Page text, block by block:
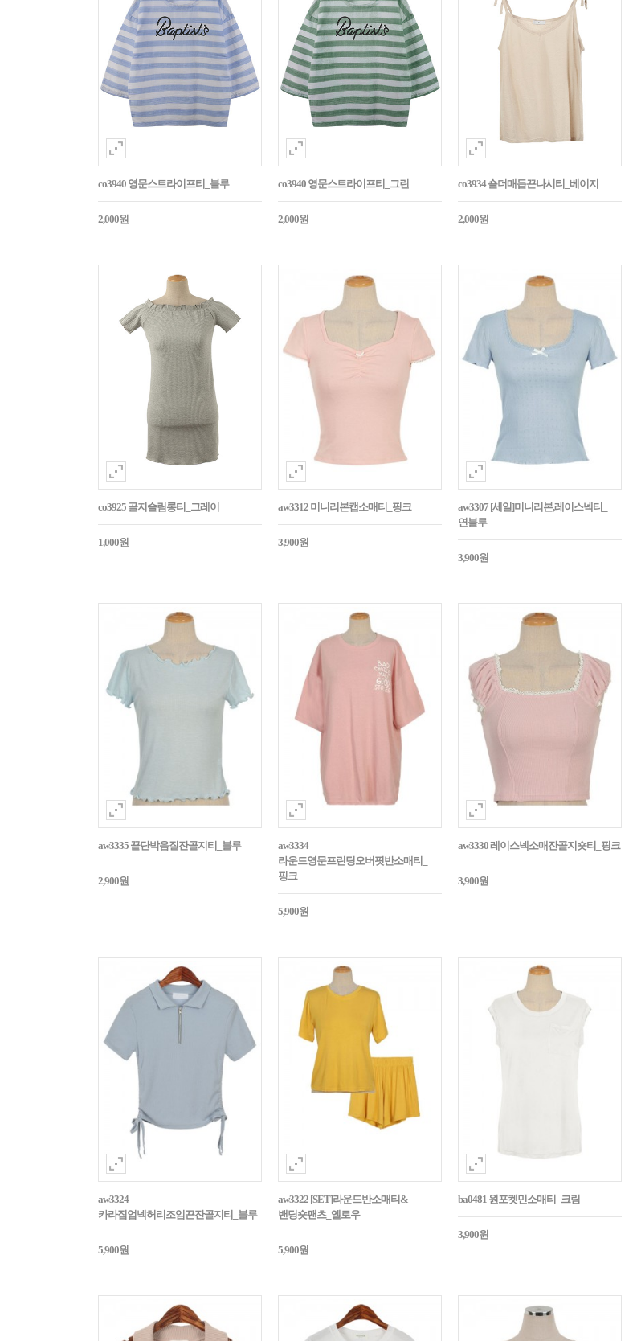
co3940 영문스트라이프티_블루
2,000원
co3940 영문스트라이프티_그린
2,000원
co3934 숄더매듭끈나시티_베이지
2,000원
co3925 골지슬림롱티_그레이
1,000원
aw3312 미니리본캡소매티_핑크
3,900원
aw3307 [세일]미니리본,레이스넥티_
연블루
3,900원
aw3335 끝단박음질잔골지티_블루
2,900원
aw3334
라운드영문프린팅오버핏반소매티_
핑크
5,900원
aw3330 레이스넥소매잔골지숏티_핑크
3,900원
aw3324
카라집업넥허리조임끈잔골지티_블루
5,900원
aw3322 [SET]라운드반소매티&
밴딩숏팬츠_옐로우
5,900원
ba0481 원포켓민소매티_크림
3,900원